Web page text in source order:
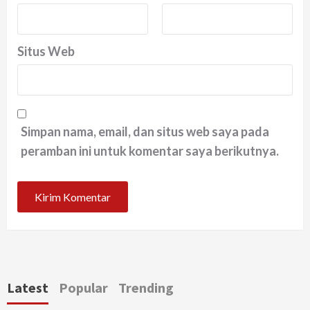
Situs Web
Simpan nama, email, dan situs web saya pada
peramban ini untuk komentar saya berikutnya.
Latest Popular Trending